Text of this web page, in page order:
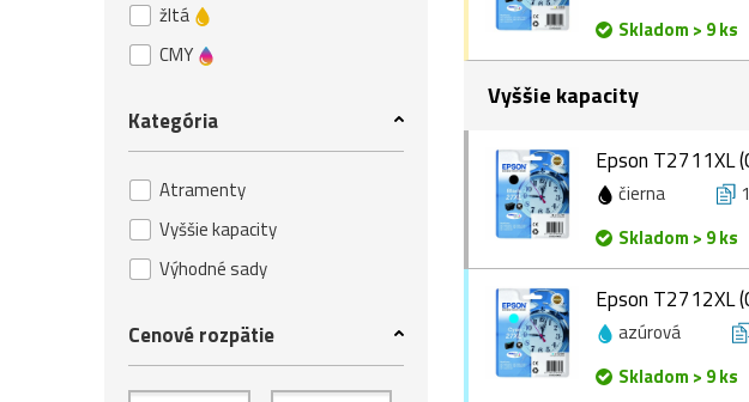
žltá
CMY
Kategória
Atramenty
Vyššie kapacity
Výhodné sady
Cenové rozpätie
Skladom > 9 ks
Vyššie kapacity
Epson T2711XL
čierna
Skladom > 9 ks
Epson T2712XL
azúrová
Skladom > 9 ks